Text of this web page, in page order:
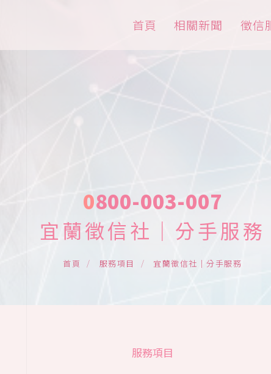
首頁 相關新聞 徵信
宜蘭徵信社｜分手服務
首頁 服務項目 宜蘭徵信社｜分手服務
服務項目